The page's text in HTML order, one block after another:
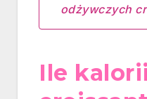
odżywczych
Ile